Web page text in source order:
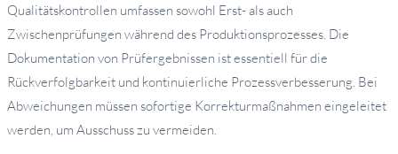
Qualitätskontrollen umfassen sowohl Erst- als auch
Zwischenprüfungen während des Produktionsprozesses. Die
Dokumentation von Prüfergebnissen ist essentiell für die
Rückverfolgbarkeit und kontinuierliche Prozessverbesserung. Bei
Abweichungen müssen sofortige Korrekturmaßnahmen eingeleitet
werden, um Ausschuss zu vermeiden.